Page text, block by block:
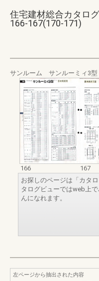
住宅建材総合カタロ
166-167(170-171)
サンルーム サンルーミィ3型
166
167
お探しのページは「カタ
タログビューではweb上
んになれます。
左ページから抽出された内容